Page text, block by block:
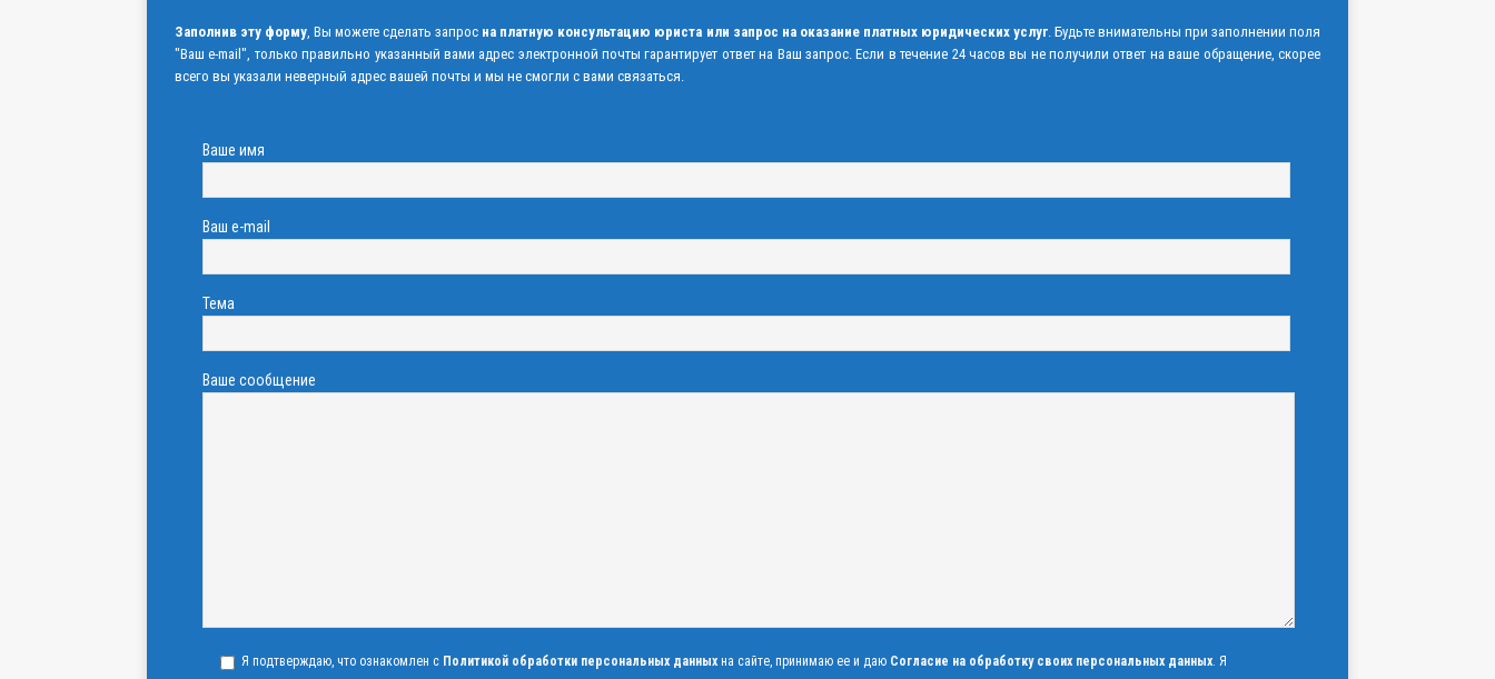
Заполнив эту форму, Вы можете сделать запрос на платную консультацию юриста или запрос на оказание платных юридических услуг. Будьте внимательны при заполнении поля
"Ваш e-mail", только правильно указанный вами адрес электронной почты гарантирует ответ на Ваш запрос. Если в течение 24 часов вы не получили ответ на ваше обращение, скорее
всего вы указали неверный адрес вашей почты и мы не смогли с вами связаться.
Ваше имя
Ваш e-mail
Тема
Ваше сообщение
Я подтверждаю, что ознакомлен с Политикой обработки персональных данных на сайте, принимаю ее и даю Согласие на обработку своих персональных данных. Я